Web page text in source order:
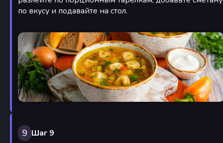
по вкусу и подавайте на стол.
9 Шаг 9